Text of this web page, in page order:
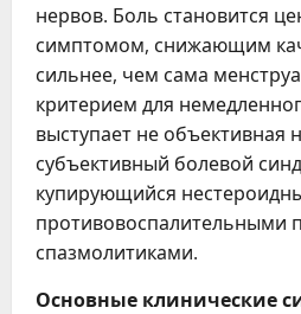
нервов. Боль становится
симптомом, снижающим
сильнее, чем сама
критерием для
выступает не объективная
субъективный болевой
купирующийся
противовоспалительными
спазмолитиками.
Основные клинические